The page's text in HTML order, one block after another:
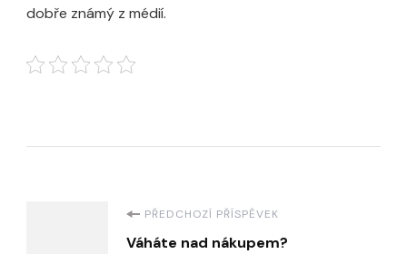
dobře známý z médií.
NavigacePŘEDCHOZÍ PŘÍSPĚVEK
Váháte nad nákupem?